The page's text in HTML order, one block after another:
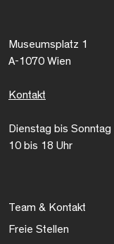
Museumsplatz 1
A-1070 Wien
Kontakt
Dienstag bis Sonntag
10 bis 18 Uhr
Team & Kontakt
Freie Stellen